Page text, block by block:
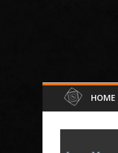
HOME